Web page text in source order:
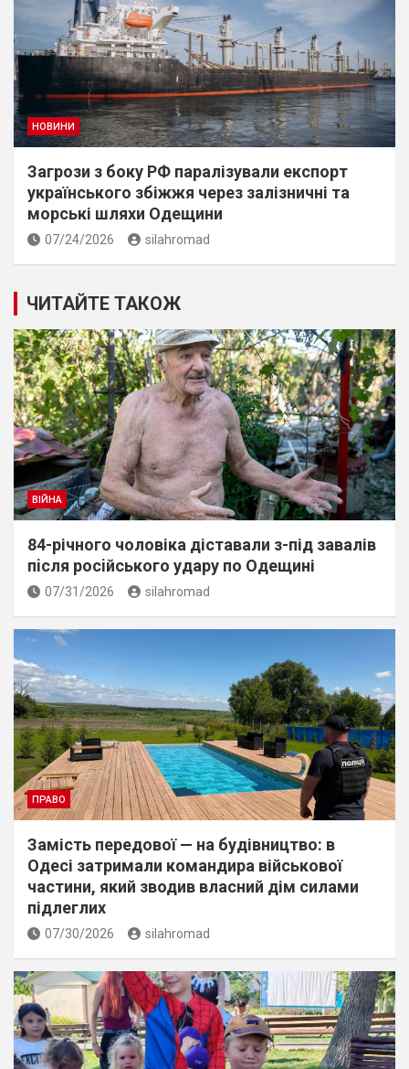
НОВИНИ
Загрози з боку РФ паралізували експорт
українського збіжжя через залізничні та
морські шляхи Одещини
07/24/2026 silahromad
ЧИТАЙТЕ ТАКОЖ
ВІЙНА
84-річного чоловіка діставали з-під завалів
пiсля росiйського удару по Одещині
07/31/2026 silahromad
ПРАВО
Замість передової — на будівництво: в
Одесі затримали командира військової
частини, який зводив власний дім силами
підлеглих
07/30/2026 silahromad